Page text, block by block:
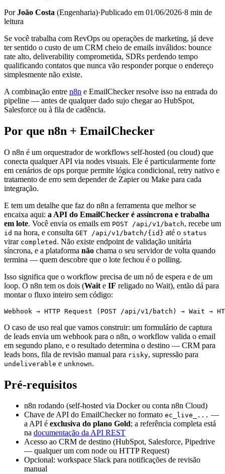
Por João Costa (Engenharia)·Publicado em 01/06/2026·8 min de
leitura
Se você trabalha com RevOps ou operações de marketing, já deve
ter sentido o custo de um CRM cheio de emails inválidos: bounce
rate alto, deliverability comprometida, SDRs perdendo tempo
qualificando contatos que nunca vão responder porque o endereço
simplesmente não existe.
A combinação entre n8n e EmailChecker resolve isso na entrada do
pipeline — antes de qualquer dado sujo chegar ao HubSpot,
Salesforce ou à fila de cadência.
Por que n8n + EmailChecker
O n8n é um orquestrador de workflows self-hosted (ou cloud) que
conecta qualquer API via nodes visuais. Ele é particularmente forte
em cenários de ops porque permite lógica condicional, retry nativo e
tratamento de erro sem depender de Zapier ou Make para cada
integração.
E tem um detalhe que faz do n8n a ferramenta que melhor se
encaixa aqui: a API do EmailChecker é assíncrona e trabalha
em lote. Você envia os emails em POST /api/v1/batch, recebe um
id na hora, e consulta GET /api/v1/batch/{id} até o status
virar completed . Não existe endpoint de validação unitária
síncrona, e a plataforma não chama o seu servidor de volta quando
termina — quem descobre que o lote fechou é o polling.
Isso significa que o workflow precisa de um nó de espera e de um
loop. O n8n tem os dois (Wait e IF religado no Wait), então dá para
montar o fluxo inteiro sem código:
O caso de uso real que vamos construir: um formulário de captura
de leads envia um webhook para o n8n, o workflow valida o email
em segundo plano, e o resultado determina o destino — CRM para
leads bons, fila de revisão manual para risky, supressão para
undeliverable e unknown.
Pré-requisitos
n8n rodando (self-hosted via Docker ou conta n8n Cloud)
Chave de API do EmailChecker no formato ec_live_... —
a API é exclusiva do plano Gold; a referência completa está
na documentação da API REST
Acesso ao CRM de destino (HubSpot, Salesforce, Pipedrive
— qualquer um com node ou HTTP Request)
Opcional: workspace Slack para notificações de revisão
manual